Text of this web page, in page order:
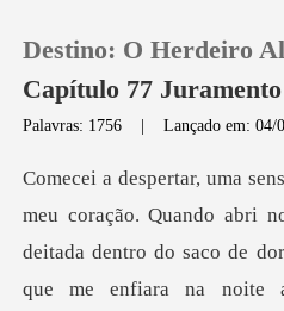
Loja
Destino: O Herdeiro
Capítulo 77
Palavras: 1756 |Lançado em: 04/
eitada dentro do saco de
que me enfiara na noite